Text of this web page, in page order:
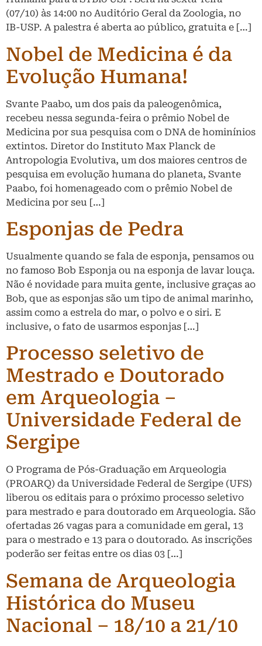
(07/10) às 14:00 no Auditório Geral da Zoologia, no
IB-USP. A palestra é aberta ao público, gratuita e […]
Nobel de Medicina é da
Evolução Humana!
Svante Paabo, um dos pais da paleogenômica,
recebeu nessa segunda-feira o prêmio Nobel de
Medicina por sua pesquisa com o DNA de hominínios
extintos. Diretor do Instituto Max Planck de
Antropologia Evolutiva, um dos maiores centros de
pesquisa em evolução humana do planeta, Svante
Paabo, foi homenageado com o prêmio Nobel de
Medicina por seu […]
Esponjas de Pedra
Usualmente quando se fala de esponja, pensamos ou
no famoso Bob Esponja ou na esponja de lavar louça.
Não é novidade para muita gente, inclusive graças ao
Bob, que as esponjas são um tipo de animal marinho,
assim como a estrela do mar, o polvo e o siri. E
inclusive, o fato de usarmos esponjas […]
Processo seletivo de
Mestrado e Doutorado
em Arqueologia –
Universidade Federal de
Sergipe
O Programa de Pós-Graduação em Arqueologia
(PROARQ) da Universidade Federal de Sergipe (UFS)
liberou os editais para o próximo processo seletivo
para mestrado e para doutorado em Arqueologia. São
ofertadas 26 vagas para a comunidade em geral, 13
para o mestrado e 13 para o doutorado. As inscrições
poderão ser feitas entre os dias 03 […]
Semana de Arqueologia
Histórica do Museu
Nacional – 18/10 a 21/10